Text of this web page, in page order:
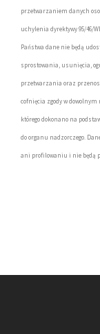
przetwarzaniem danych
uchylenia dyrektywy 95/46/
Państwa dane nie będą
sprostowania, usunięcia,
przetwarzania oraz
cofnięcia zgody w
którego dokonano na
do organu nadzorczego.
ani profilowaniu i nie będą